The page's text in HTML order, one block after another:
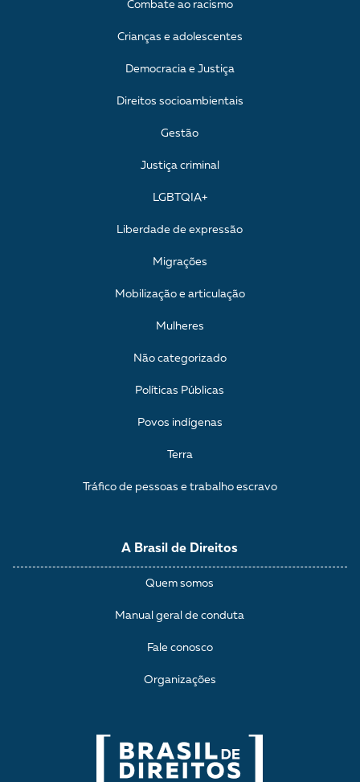
A Brasil de Direitos
Quem somos
Manual geral de conduta
Fale conosco
Organizações
Combate ao racismo
Crianças e adolescentes
Democracia e Justiça
Direitos socioambientais
Gestão
Justiça criminal
LGBTQIA+
Liberdade de expressão
Migrações
Mobilização e articulação
Mulheres
Não categorizado
Políticas Públicas
Povos indígenas
Terra
Tráfico de pessoas e trabalho escravo